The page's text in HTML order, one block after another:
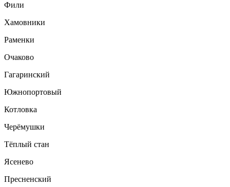
Фили
Хамовники
Раменки
Очаково
Гагаринский
Южнопортовый
Котловка
Черёмушки
Тёплый стан
Ясенево
Пресненский